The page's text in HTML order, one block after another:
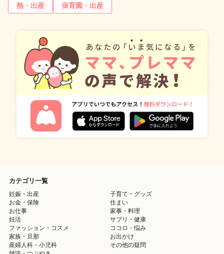
熱・出産
保育園・出産
カテゴリ一覧
妊娠・出産
子育て・グッズ
お金・保険
住まい
お仕事
家事・料理
妊活
サプリ・健康
ファッション・コスメ
ココロ・悩み
家族・旦那
お出かけ
産婦人科・小児科
その他の疑問